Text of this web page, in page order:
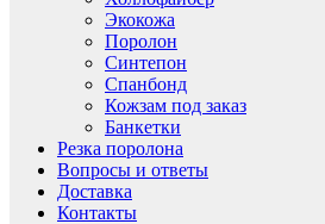
Экокожа
Поролон
Синтепон
Спанбонд
Кожзам под заказ
Банкетки
Резка поролона
Вопросы и ответы
Доставка
Контакты